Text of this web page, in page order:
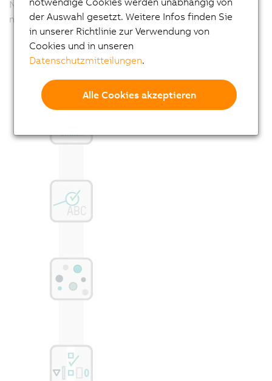
Nachführung mechanischer Greifsysteme sind damit
möglich.der Auswahl gesetzt. Weitere Infos finden Sie
in unserer Richtlinie zur Verwendung von
Cookies und in unseren
Datenschutzmitteilungen.
Alle Cookies akzeptieren